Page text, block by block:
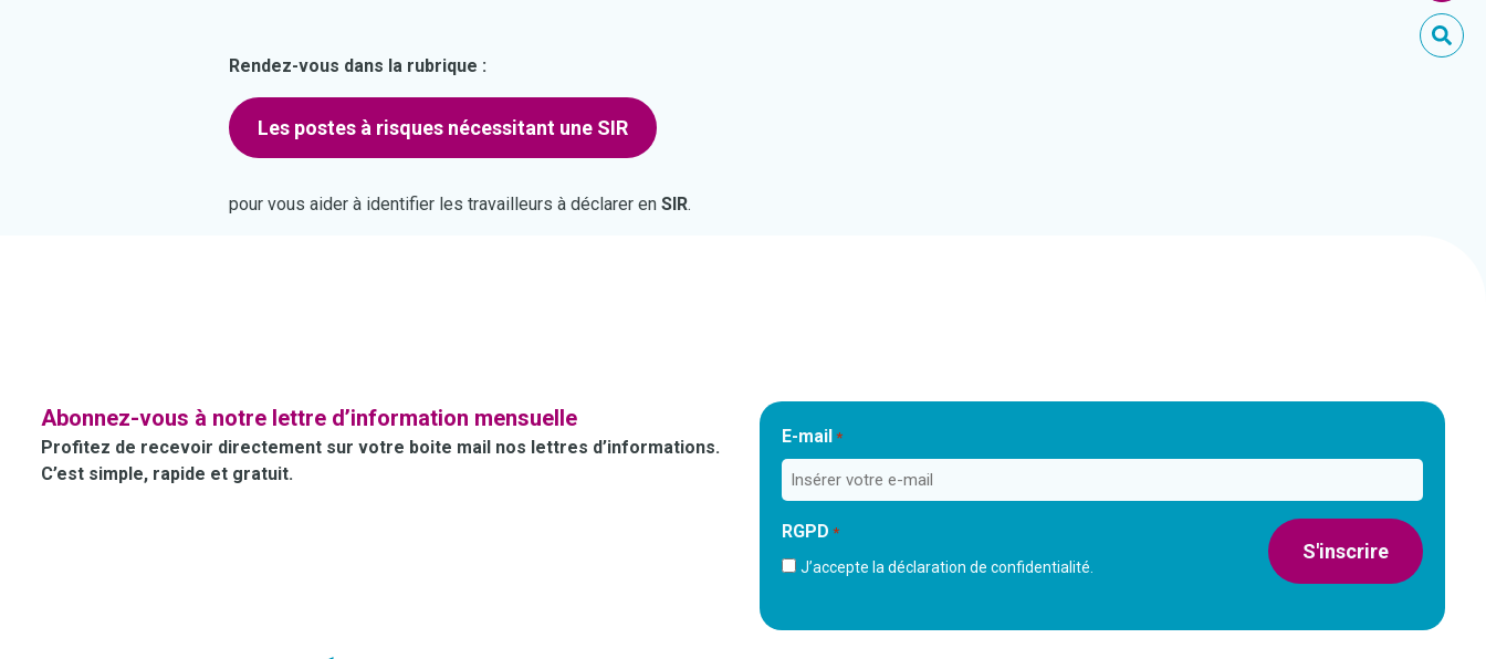
Rendez-vous dans la rubrique :
Les postes à risques nécessitant une SIR
pour vous aider à identifier les travailleurs à déclarer en SIR.
Abonnez-vous à notre lettre d’information mensuelle
Profitez de recevoir directement sur votre boite mail nos lettres d’informations.
C’est simple, rapide et gratuit.
E-mail *
RGPD *
J’accepte la déclaration de confidentialité.
S'inscrire